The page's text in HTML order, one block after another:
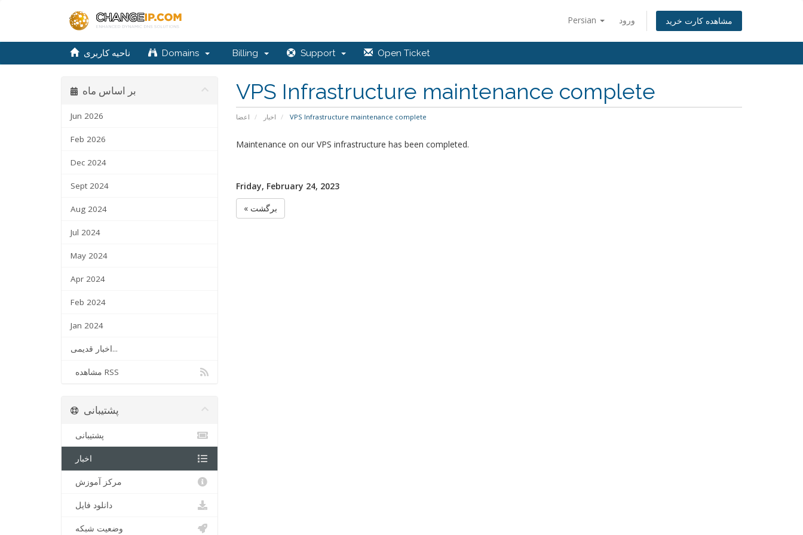
Persian ورود مشاهده کارت خرید
ناحیه کاربری Domains Billing Support Open Ticket
VPS Infrastructure maintenance complete
اعضا اخبار VPS Infrastructure maintenance complete
بر اساس ماه
Jun 2026
Feb 2026
Dec 2024
Sept 2024
Aug 2024
Jul 2024
May 2024
Apr 2024
Feb 2024
Jan 2024
اخبار قدیمی...
مشاهده RSS
Maintenance on our VPS infrastructure has been completed.
Friday, February 24, 2023
« برگشت
پشتیبانی
پشتیبانی
اخبار
مرکز آموزش
دانلود فایل
وضعیت شبکه